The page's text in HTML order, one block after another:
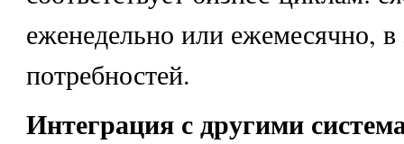
еженедельно или ежемесячно, в
потребностей.
Интеграция с другими